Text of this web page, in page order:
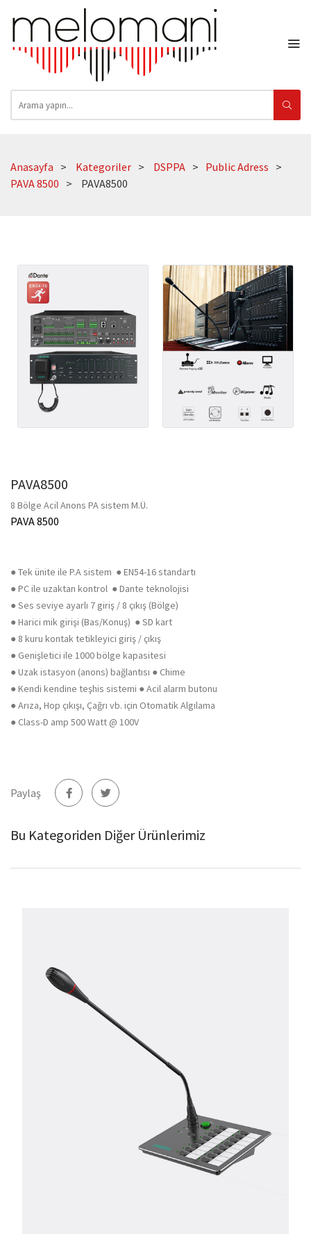
Anasayfa Kategoriler DSPPA
Public Adress
PAVA 8500
PAVA8500
PAVA8500
8 Bölge Acil Anons PA sistem M.Ü.
PAVA 8500
● Tek ünite ile P.A sistem ● EN54-16 standartı
● PC ile uzaktan kontrol ● Dante teknolojisi
● Ses seviye ayarlı 7 giriş / 8 çıkış (Bölge)
● Harici mik girişi (Bas/Konuş) ● SD kart
● 8 kuru kontak tetikleyici giriş / çıkış
● Genişletici ile 1000 bölge kapasitesi
● Uzak istasyon (anons) bağlantısı ● Chime
● Kendi kendine teşhis sistemi ● Acil alarm butonu
● Arıza, Hop çıkışı, Çağrı vb. için Otomatik Algılama
● Class-D amp 500 Watt @ 100V
Paylaş
Bu Kategoriden Diğer Ürünlerimiz